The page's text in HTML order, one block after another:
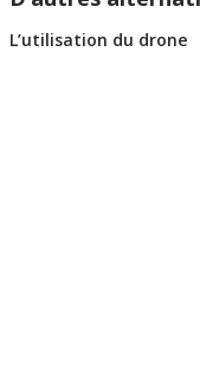
L’utilisation du drone